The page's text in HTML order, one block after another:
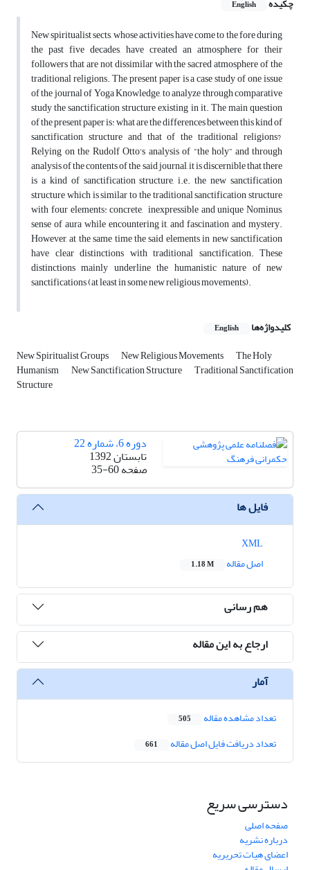
چکیده
English
New spiritualist sects, whose activities have come to the fore during
the past five decades, have created an atmosphere for their
followers that are not dissimilar with the sacred atmosphere of the
traditional religions. The present paper is a case study of one issue
of the journal of Yoga Knowledge, to analyze through comparative
study the sanctification structure existing in it. The main question
of the present paper is: what are the differences between this kind of
sanctification structure and that of the traditional religions?
Relying on the Rudolf Otto's analysis of “the holy” and through
analysis of the contents of the said journal, it is discernible that there
is a kind of sanctification structure, i.e. the new sanctification
structure which is similar to the traditional sanctification structure
with four elements: concrete, inexpressible and unique Nominus,
sense of aura while encountering it, and fascination and mystery.
However, at the same time the said elements in new sanctification
have clear distinctions with traditional sanctification. These
distinctions mainly underline the humanistic nature of new
sanctifications (at least in some new religious movements).
کلیدواژه‌ها English
New Spiritualist Groups New Religious Movements The Holy
Humanism New Sanctification Structure Traditional Sanctification
Structure
دوره 6، شماره 22
تابستان 1392
صفحه35-60
فایل ها
اصل مقاله
1.18 M
هم رسانی
ارجاع به این مقاله
آمار
تعداد مشاهده مقاله 505
تعداد دریافت فایل اصل مقاله 661
دسترسی سریع
صفحه اصلی
درباره نشریه
اعضای هیات تحریریه